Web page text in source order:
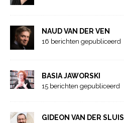
NAUD VAN DER VEN
16 berichten gepubliceerd
BASIA JAWORSKI
15 berichten gepubliceerd
GIDEON VAN DER SLUIS